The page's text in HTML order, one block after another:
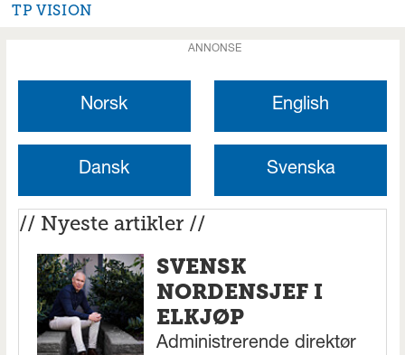
TP VISION
ANNONSE
Norsk English
Dansk Svenska
// Nyeste artikler //
SVENSK
NORDENSJEF I
ELKJØP
Administrerende direktør